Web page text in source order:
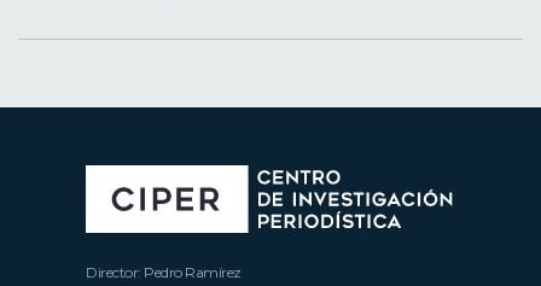
Director: Pedro Ramírez